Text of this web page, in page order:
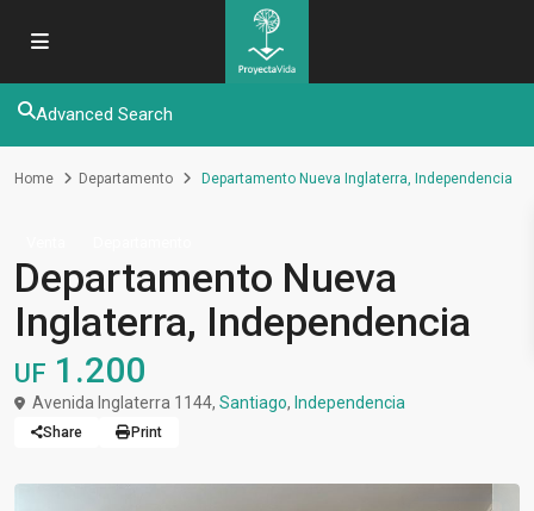
Advanced Search
Home Departamento Departamento Nueva Inglaterra, Independencia
Departamento Nueva
Inglaterra, Independencia
UF 1.200
Avenida Inglaterra 1144, Santiago, Independencia
Share Print